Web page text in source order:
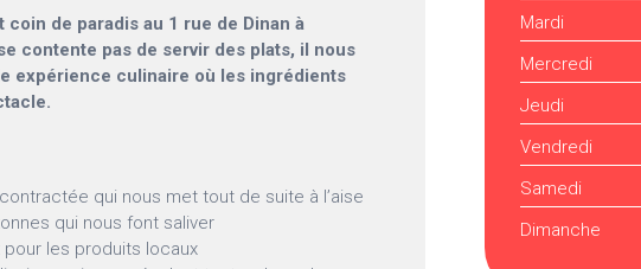
coin de paradis au 1 rue de Dinan à
contente pas de servir des plats, il nous
expérience culinaire où les ingrédients
qui nous met tout de suite à l’aise
qui nous font saliver
les produits locaux
Mardi
Mercredi
Jeudi
Vendredi
Samedi
Dimanche